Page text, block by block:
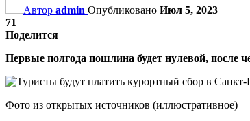
Автор admin Опубликовано Июл 5, 2023
71
Поделится
Первые полгода пошлина будет нулевой, после
Фото из открытых источников (иллюстративное)